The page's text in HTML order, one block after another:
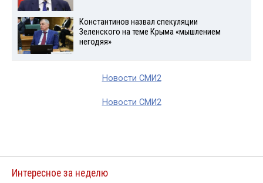
Константинов назвал спекуляции
Зеленского на теме Крыма «мышлением
негодяя»
Новости СМИ2
Новости СМИ2
Интересное за неделю